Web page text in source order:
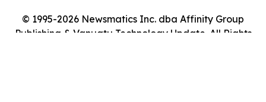
© 1995-2026 Newsmatics Inc. dba Affinity Group
Publishing & Vanuatu Technology Update. All Rights